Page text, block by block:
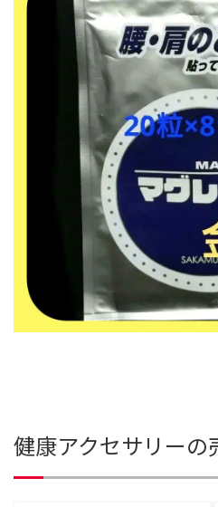
健康アクセサリーの